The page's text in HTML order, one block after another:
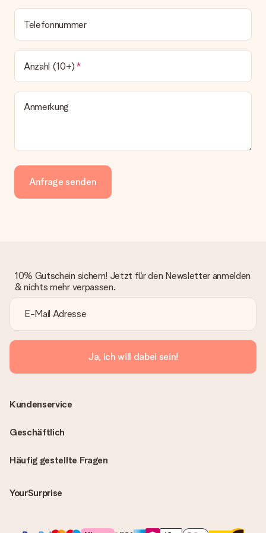
Telefonnummer
Anzahl (10+)
Anmerkung
Anfrage senden
10% Gutschein sichern! Jetzt für den Newsletter anmelden
& nichts mehr verpassen.
Ja, ich will dabei sein!
Häufig gestellte Fragen
YourSurprise
Kundenservice
Geschäftlich